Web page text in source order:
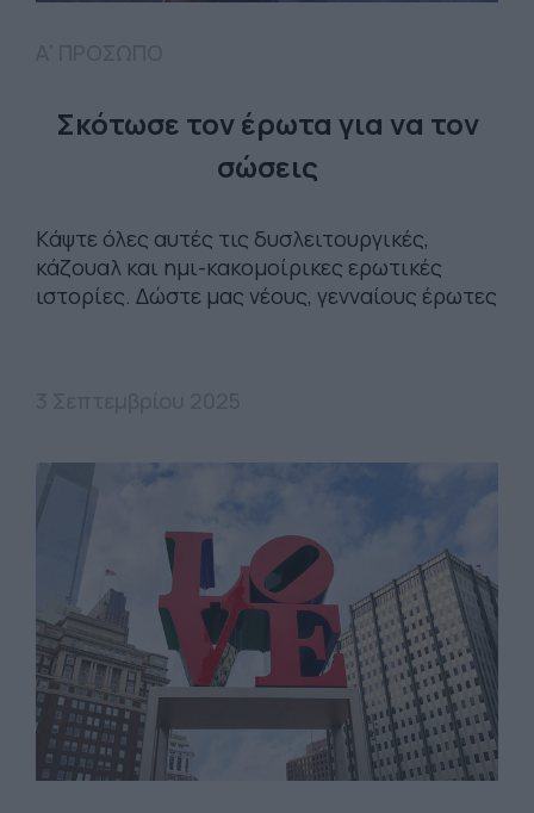
Σκότωσε τον έρωτα για να τον
σώσεις
Kάψτε όλες αυτές τις δυσλειτουργικές,
κάζουαλ και ημι-κακομοίρικες ερωτικές
ιστορίες. Δώστε μας νέους, γενναίους έρωτες